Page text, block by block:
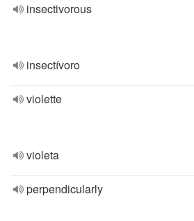
insectivorous
insectívoro
violette
violeta
perpendicularly